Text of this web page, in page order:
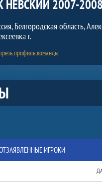
НЕВСКИЙ 2007-
Белгородская область,
г.
профиль команды
ИГРОКИ